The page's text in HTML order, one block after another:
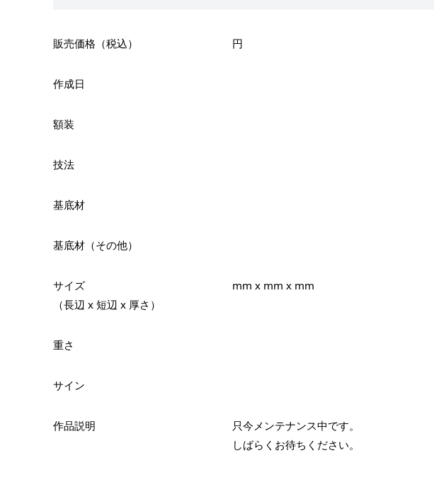
販売価格（税込） 円
作成日
額装
技法
基底材
基底材（その他）
サイズ
（長辺 x 短辺 x 厚さ）
mm x mm x mm
重さ
サイン
作品説明
只今メンテナンス中です。
しばらくお待ちください。